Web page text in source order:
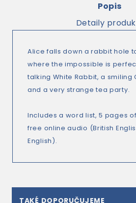
Popis
Detaily
Alice falls down a rabbit hole
where the impossible is
talking White Rabbit, a smiling
and a very strange tea party.
Includes a word list, 5 pages
free online audio (British
English).
TAKÉ DOPORUČUJEME